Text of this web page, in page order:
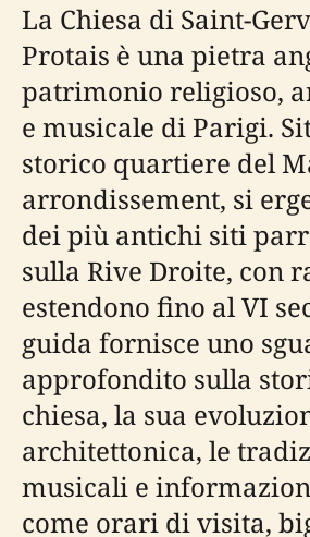
La Chiesa di Saint-
Protais è una pietra
patrimonio religioso,
e musicale di Parigi.
storico quartiere del
arrondissement, si
dei più antichi siti
sulla Rive Droite, con
estendono fino al VI
guida fornisce uno
approfondito sulla
chiesa, la sua
architettonica, le
musicali e
come orari di visita,